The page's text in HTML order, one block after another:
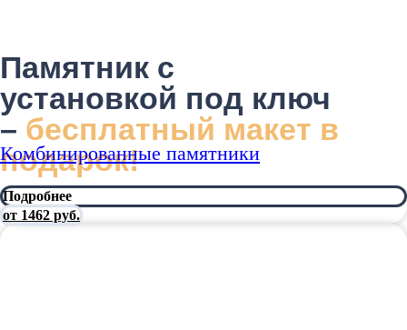
Памятник с
установкой под ключ
– бесплатный макет в
подарок!
Комбинированные памятники
Подробнее
от 1462 руб.